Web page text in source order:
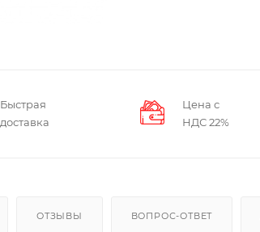
Быстрая
доставка
Цена с
НДС 22%
ОТЗЫВЫ ВОПРОС-ОТВЕТ